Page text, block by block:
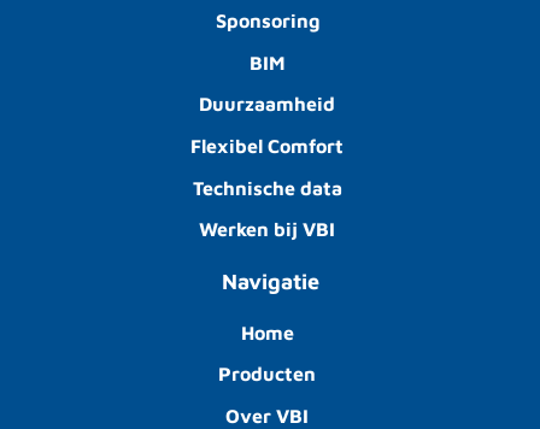
Sponsoring
BIM
Duurzaamheid
Flexibel Comfort
Technische data
Werken bij VBI
Navigatie
Home
Producten
Over VBI